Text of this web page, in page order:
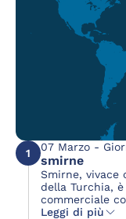
1 07 Marzo -
smirne
Smirne, vivace
della Turchia,
commerciale
Leggi di più